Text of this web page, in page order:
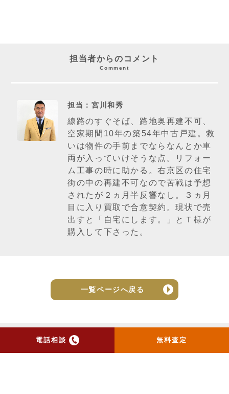
電話相談 無料査定
担当者からのコメント
Comment
担当：宮川和秀
線路のすぐそば、路地奥再建不可、
空家期間10年の築54年中古戸建。救
いは物件の手前までならなんとか車
両が入っていけそうな点。リフォー
ム工事の時に助かる。右京区の住宅
街の中の再建不可なので苦戦は予想
されたが２ヵ月半反響なし。３ヵ月
目に入り買取で合意契約。現状で売
出すと「自宅にします。」とＴ様が
購入して下さった。
一覧ページへ戻る